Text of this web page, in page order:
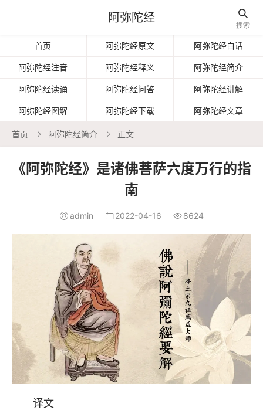
阿弥陀经 
搜索
首页 阿弥陀经原文 阿弥陀经白话
阿弥陀经注音 阿弥陀经释义 阿弥陀经简介
阿弥陀经读诵 阿弥陀经问答 阿弥陀经讲解
阿弥陀经图解 阿弥陀经下载 阿弥陀经文章
首页  阿弥陀经简介  正文
《阿弥陀经》是诸佛菩萨六度万行的指
南
 admin  2022-04-16  8624
译文